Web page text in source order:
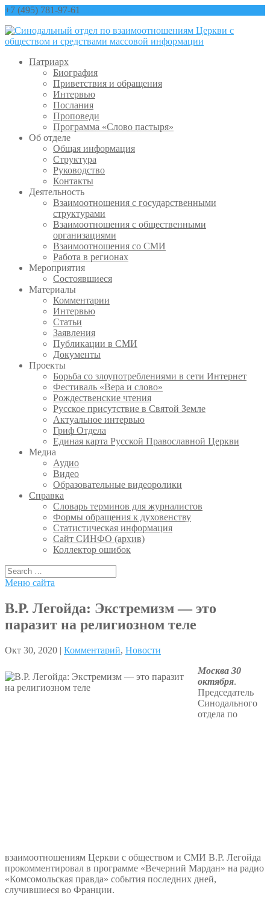
+7 (495) 781-97-61
Патриарх
Биография
Приветствия и обращения
Интервью
Послания
Проповеди
Программа «Слово пастыря»
Об отделе
Общая информация
Структура
Руководство
Контакты
Деятельность
Взаимоотношения с государственными
структурами
Взаимоотношения с общественными
организациями
Взаимоотношения со СМИ
Работа в регионах
Мероприятия
Состоявшиеся
Материалы
Комментарии
Интервью
Статьи
Заявления
Публикации в СМИ
Документы
Проекты
Борьба со злоупотреблениями в сети Интернет
Фестиваль «Вера и слово»
Рождественские чтения
Русское присутствие в Святой Земле
Актуальное интервью
Гриф Отдела
Единая карта Русской Православной Церкви
Медиа
Аудио
Видео
Образовательные видеоролики
Справка
Словарь терминов для журналистов
Формы обращения к духовенству
Статистическая информация
Сайт СИНФО (архив)
Коллектор ошибок
Меню сайта
В.Р. Легойда: Экстремизм — это
паразит на религиозном теле
Окт 30, 2020 | Комментарий, Новости
Москва 30
октября.
Председатель
Синодального
отдела по
взаимоотношениям Церкви с обществом и СМИ В.Р. Легойда
прокомментировал в программе «Вечерний Мардан» на радио
«Комсомольская правда» события последних дней,
случившиеся во Франции.